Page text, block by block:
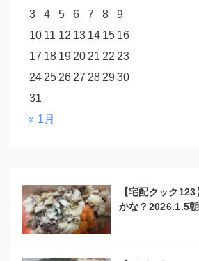
3
4 5 6 7 8
9
10 11 12 13 14 15 16
17 18 19 20 21 22 23
24 25 26 27 28 2930
31
« 1月
【宅配クック
かな？2026.1.5